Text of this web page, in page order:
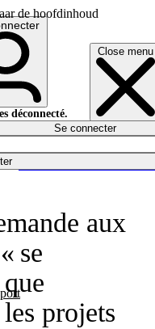
de hoofdinhoud
Close menu
déconnecté.
Se connecter
aux
se
projets